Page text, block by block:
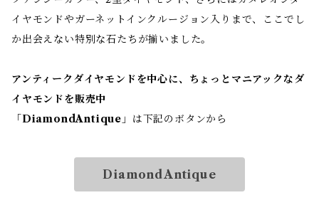
イヤモンドやガーネットインクルージョン入りまで、ここでし
か出会えない特別な石たちが揃いました。
アンティークダイヤモンドを中心に、ちょっとマニアックなダ
イヤモンドを販売中
「DiamondAntique 」は下記のボタンから
DiamondAntique